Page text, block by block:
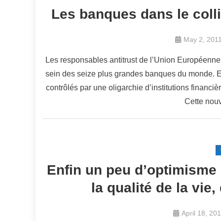
Les banques dans le
May 2,
Les responsables antitrust de l’Union
sein des seize plus grandes banques du monde.
contrôlés par une oligarchie d’institutions
Cette
Enfin un peu
la qualité de la vie,
April 18,